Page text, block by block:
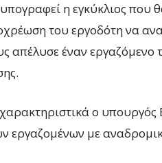
η εγκύκλιος που
του εργοδότη να
απέλυσε έναν
ο υπουργός
εργαζομένων με